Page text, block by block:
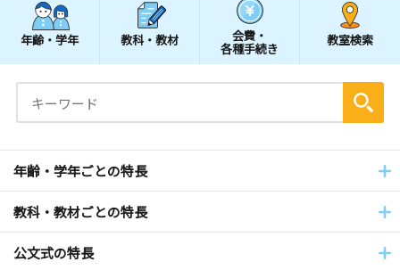
年齢・学年 教科・教材 会費・
各種手続き
教室検索
年齢・学年ごとの特長
教科・教材ごとの特長
公文式の特長